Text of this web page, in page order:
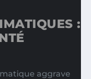
:
aggrave